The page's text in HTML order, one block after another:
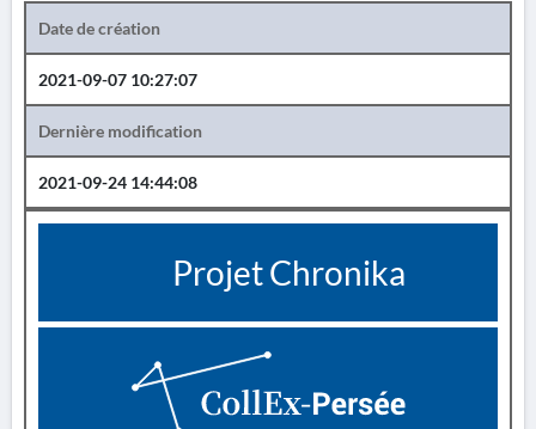
Date de création
2021-09-07 10:27:07
Dernière modification
2021-09-24 14:44:08
Projet Chronika